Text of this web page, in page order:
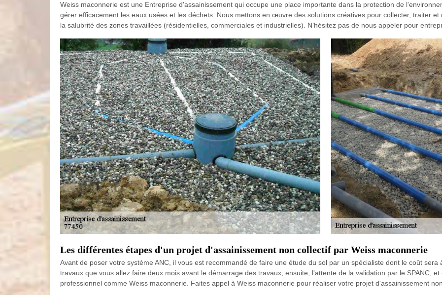
Weiss maconnerie est une Entreprise d'assainissement qui occupe une place importante dans la protection de
gérer efficacement les eaux usées et les déchets. Nous mettons en œuvre des solutions créatives pour collecter, traiter
la salubrité des zones travaillées (résidentielles, commerciales et industrielles). N’hésitez pas de nous appeler pour
Les différentes étapes d'un projet d'assainissement non collectif par Weiss maconnerie
Avant de poser votre système ANC, il vous est recommandé de faire une étude du sol par un spécialiste dont le coût
travaux que vous allez faire deux mois avant le démarrage des travaux; ensuite, l'attente de la validation par le SPANC,
professionnel comme Weiss maconnerie. Faites appel à Weiss maconnerie pour réaliser votre projet d'assainissement